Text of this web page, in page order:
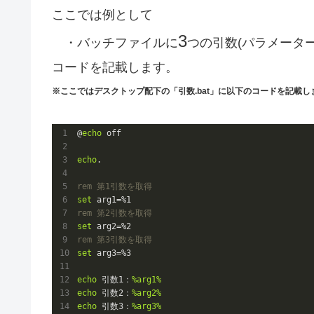
ここでは例として
・バッチファイルに3つの引数(パラメータ
コードを記載します。
※ここではデスクトップ配下の「引数.bat」に以下のコードを記載し
@echo off
echo
rem 第1引数を取得
set arg1=%1
rem 第2引数を取得
set arg2=%2
rem 第3引数を取得
set arg3=%3
echo 引数1 ： %arg1%
echo 引数2 ： %arg2%
echo 引数3 ： %arg3%